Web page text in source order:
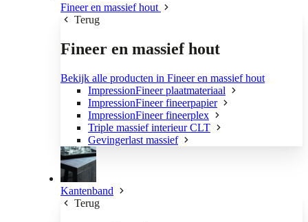
Fineer en massief hout
Terug
Fineer en massief hout
Bekijk alle producten in Fineer en massief hout
ImpressionFineer plaatmateriaal
ImpressionFineer fineerpapier
ImpressionFineer fineerplex
Triple massief interieur CLT
Gevingerlast massief
Kantenband
Terug